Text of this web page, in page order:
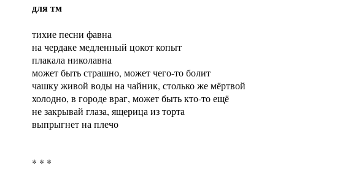
для тм
тихие песни фавна
на чердаке медленный цокот копыт
плакала николавна
может быть страшно, может чего-то болит
чашку живой воды на чайник, столько же мёртвой
холодно, в городе враг, может быть кто-то ещё
не закрывай глаза, ящерица из торта
выпрыгнет на плечо
* * *